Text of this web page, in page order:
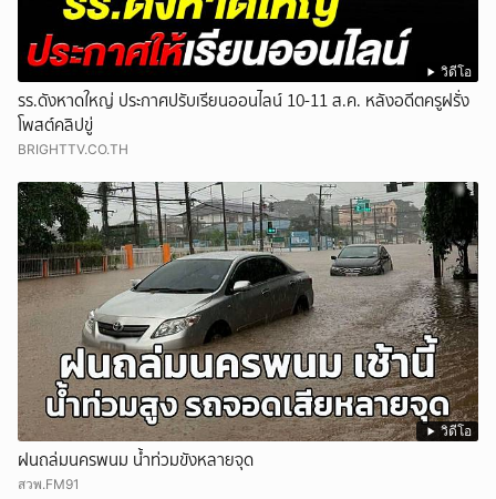
วิดีโอ
รร.ดังหาดใหญ่ ประกาศปรับเรียนออนไลน์ 10-11 ส.ค. หลังอดีตครูฝรั่ง
โพสต์คลิปขู่
BRIGHTTV.CO.TH
วิดีโอ
ฝนถล่มนครพนม น้ำท่วมขังหลายจุด
สวพ.FM91